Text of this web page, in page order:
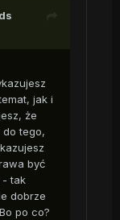
jak i
że
do tego,
być
- tak
dobrze
po co?